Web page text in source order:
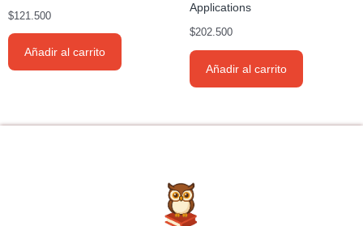
$121.500
Añadir al carrito
Applications
$202.500
Añadir al carrito